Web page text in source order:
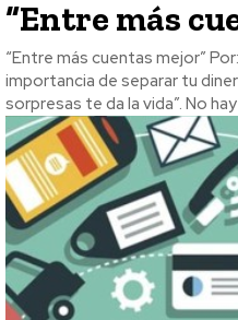
“Entre más
“Entre más cuentas mejor”
importancia de separar tu dinero “La vida te da
sorpresas te da la vida”. No hay